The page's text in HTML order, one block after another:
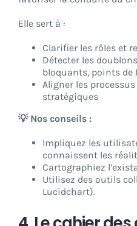
Elle sert à :
Clarifier les rôles et
Détecter les
bloquants, points
Aligner les
stratégiques
💡 Nos conseils :
Impliquez les
connaissent les
Cartographiez
Utilisez des outils
Lucidchart).